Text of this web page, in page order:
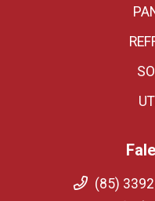
(85)